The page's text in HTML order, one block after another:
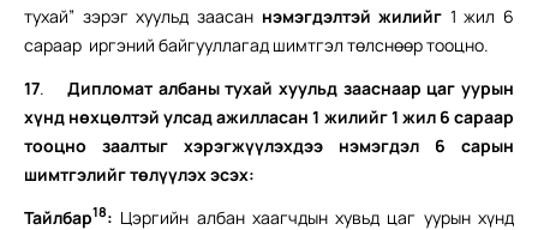
тухай” зэрэг хуульд заасан нэмэгдэлтэй жилийг 1 жил 6
сараар иргэний байгууллагад шимтгэл төлснөөр тооцно.
17. Дипломат албаны тухай хуульд зааснаар цаг уурын
хүнд нөхцөлтэй улсад ажилласан 1 жилийг 1 жил 6 сараар
тооцно заалтыг хэрэгжүүлэхдээ нэмэгдэл 6 сарын
шимтгэлийг төлүүлэх эсэх:
Тайлбар18: Цэргийн албан хаагчдын хувьд цаг уурын хүнд